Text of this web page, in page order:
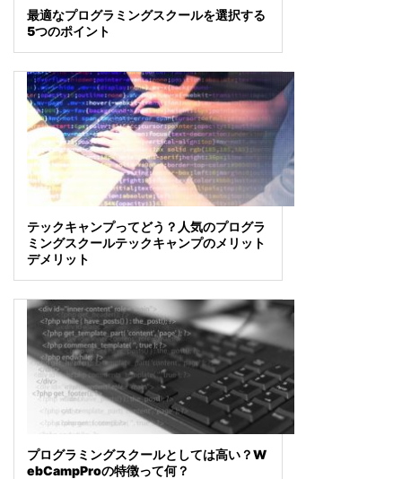
最適なプログラミングスクールを選択する
5つのポイント
テックキャンプってどう？人気のプログラ
ミングスクールテックキャンプのメリット
デメリット
プログラミングスクールとしては高い？W
ebCampProの特徴って何？